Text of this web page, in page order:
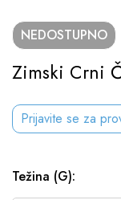
NEDOSTUPNO
Zimski Crni
Prijavite se za
Težina (g):